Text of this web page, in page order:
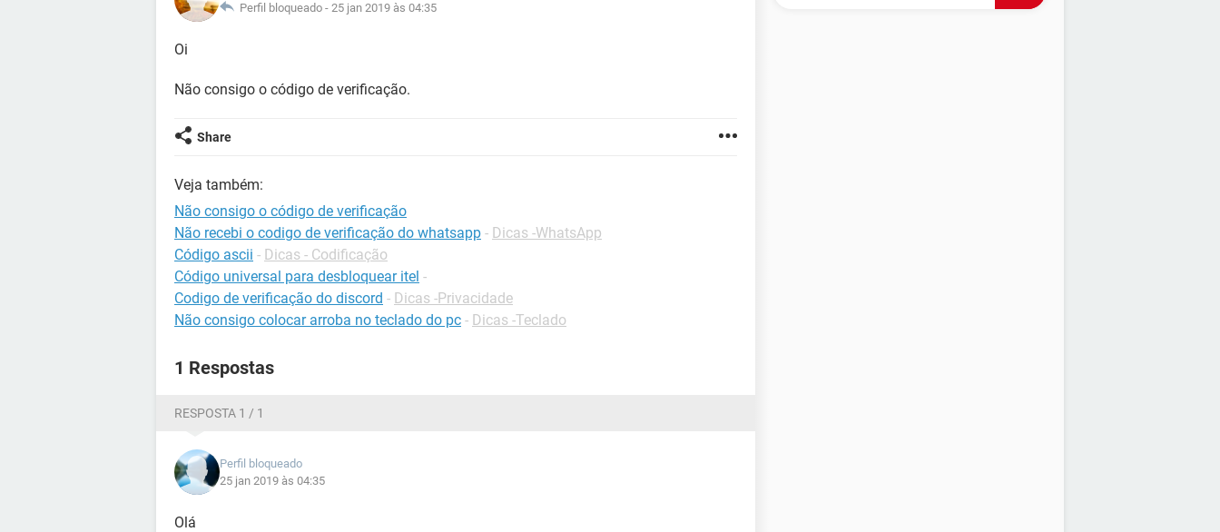
Perfil bloqueado - 25 jan 2019 às 04:35
Oi
Não consigo o código de verificação.
Share
Veja também:
Não consigo o código de verificação
Não recebi o codigo de verificação do whatsapp - Dicas -WhatsApp
Código ascii - Dicas - Codificação
Código universal para desbloquear itel -
Codigo de verificação do discord - Dicas -Privacidade
Não consigo colocar arroba no teclado do pc - Dicas -Teclado
1 Respostas
RESPOSTA 1 / 1
Perfil bloqueado
25 jan 2019 às 04:35
Olá